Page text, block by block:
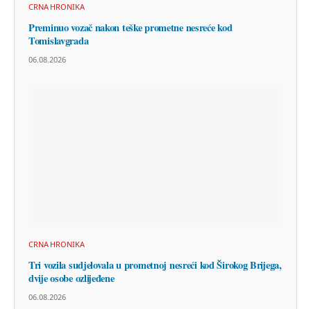
CRNA HRONIKA
Preminuo vozač nakon teške prometne nesreće kod
Tomislavgrada
06.08.2026
CRNA HRONIKA
Tri vozila sudjelovala u prometnoj nesreći kod Širokog Brijega,
dvije osobe ozlijeđene
06.08.2026